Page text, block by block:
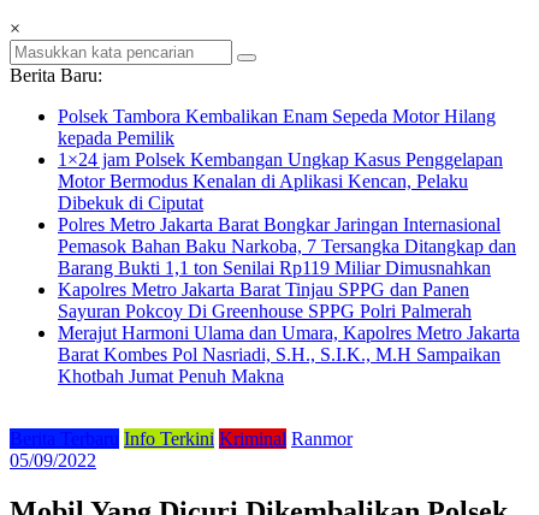
×
Berita Baru:
Polsek Tambora Kembalikan Enam Sepeda Motor Hilang
kepada Pemilik
1×24 jam Polsek Kembangan Ungkap Kasus Penggelapan
Motor Bermodus Kenalan di Aplikasi Kencan, Pelaku
Dibekuk di Ciputat
Polres Metro Jakarta Barat Bongkar Jaringan Internasional
Pemasok Bahan Baku Narkoba, 7 Tersangka Ditangkap dan
Barang Bukti 1,1 ton Senilai Rp119 Miliar Dimusnahkan
Kapolres Metro Jakarta Barat Tinjau SPPG dan Panen
Sayuran Pokcoy Di Greenhouse SPPG Polri Palmerah
Merajut Harmoni Ulama dan Umara, Kapolres Metro Jakarta
Barat Kombes Pol Nasriadi, S.H., S.I.K., M.H Sampaikan
Khotbah Jumat Penuh Makna
Berita Terbaru Info Terkini Kriminal Ranmor
05/09/2022